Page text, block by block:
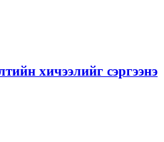
хичээлийг сэргээнэ